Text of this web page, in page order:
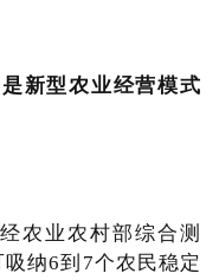
新型农业经营模式
经农业农村部综合测
纳6到7个农民稳定